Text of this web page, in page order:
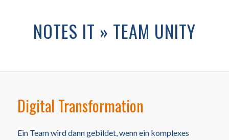
NOTES IT » TEAM UNITY
Digital Transformation
Ein Team wird dann gebildet, wenn ein komplexes